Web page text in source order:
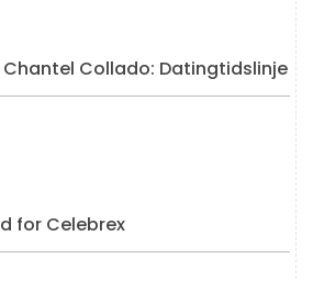
Chantel Collado: Datingtidslinje
for Celebrex